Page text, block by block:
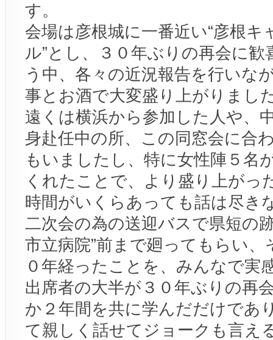
す。
会場は彦根城に一番近い“彦根キ
ル”とし、３０年ぶりの再会に
う中、各々の近況報告を行いな
事とお酒で大変盛り上がりまし
遠くは横浜から参加した人や、
身赴任中の所、この同窓会に合
もいましたし、特に女性陣５名
くれたことで、より盛り上がっ
時間がいくらあっても話は尽き
二次会の為の送迎バスで県短の
市立病院”前まで廻ってもらい
０年経ったことを、みんなで実
出席者の大半が３０年ぶりの再
か２年間を共に学んだだけであ
て親しく話せてジョークも言え